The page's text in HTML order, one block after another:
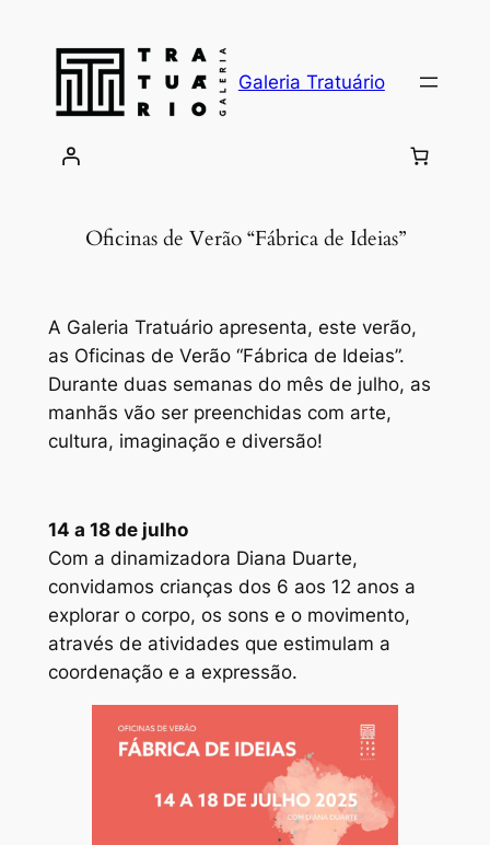
content
Galeria Tratuário
Oficinas de Verão “Fábrica de Ideias”
A Galeria Tratuário apresenta, este verão,
as Oficinas de Verão “Fábrica de Ideias”.
Durante duas semanas do mês de julho, as
manhãs vão ser preenchidas com arte,
cultura, imaginação e diversão!
14 a 18 de julho
Com a dinamizadora Diana Duarte,
convidamos crianças dos 6 aos 12 anos a
explorar o corpo, os sons e o movimento,
através de atividades que estimulam a
coordenação e a expressão.